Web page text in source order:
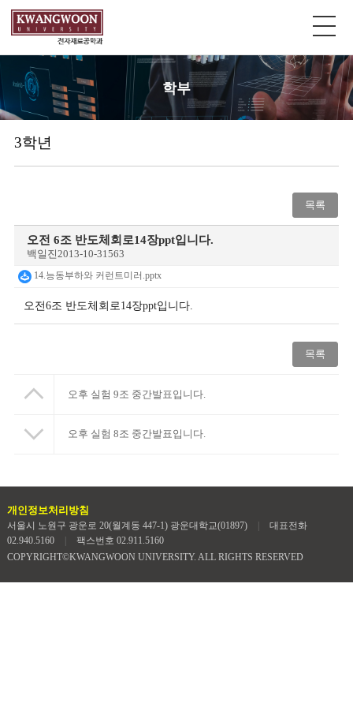
학부
3학년
목록
오전 6조 반도체회로14장ppt입니다.
백일진2013-10-31563
14.능동부하와 커런트미러.pptx
오전6조 반도체회로14장ppt입니다.
목록
오후 실험 9조 중간발표입니다.
오후 실험 8조 중간발표입니다.
개인정보처리방침
서울시 노원구 광운로 20(월계동 447-1) 광운대학교(01897)
대표전화
02.940.5160
팩스번호 02.911.5160
COPYRIGHT©KWANGWOON UNIVERSITY. ALL RIGHTS RESERVED